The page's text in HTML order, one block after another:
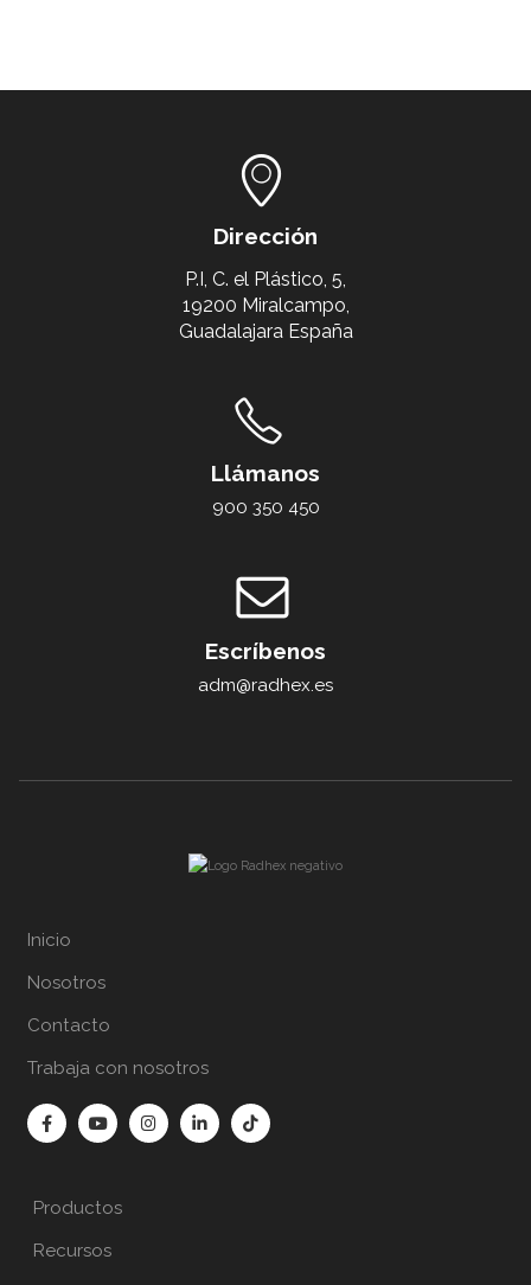
Dirección
P.I, C. el Plástico, 5,
19200 Miralcampo,
Guadalajara España
Llámanos
900 350 450
Escríbenos
adm@radhex.es
Inicio
Nosotros
Contacto
Trabaja con nosotros
Productos
Recursos